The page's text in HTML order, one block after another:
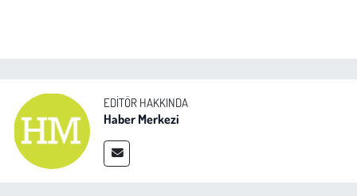
EDITÖR HAKKINDA
Haber Merkezi